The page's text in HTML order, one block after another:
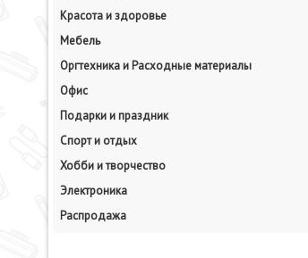
Красота и здоровье
Мебель
Оргтехника и Расходные материалы
Офис
Подарки и праздник
Спорт и отдых
Хобби и творчество
Электроника
Распродажа